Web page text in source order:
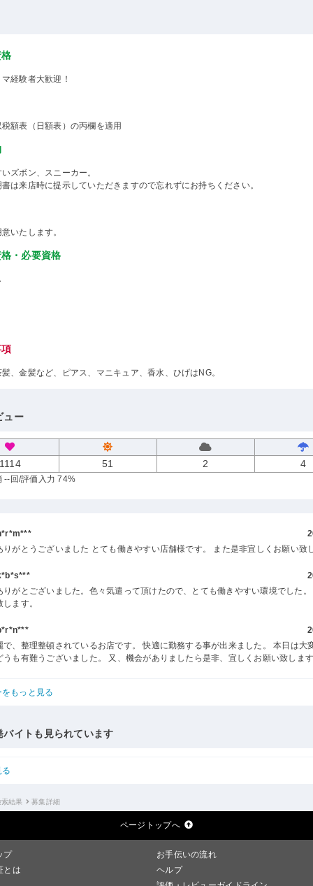
経験者大歓迎！
額表（日額表）の丙欄を適用
ズボン、スニーカー。
は来店時に提示していただきますので忘れずにお持ちください。
いたします。
・必要資格
、金髪など、ピアス、マニキュア、香水、ひげはNG。
ュー
51 2 4
--回/評価入力 74%
りがとうございました とても働きやすい店舗様です。 また是非宜しくお願い致
りがとございました。色々気遣って頂けたので、とても働きやすい環境でした
ます。
で、整理整頓されているお店です。 快適に勤務する事が出来ました。 本日は大
うも有難うございました。 又、機会がありましたら是非、宜しくお願い致しま
もっと見る
バイトも見られています
索結果 募集詳細
ページトップへ
プ
お手伝いの流れ
とは
ヘルプ